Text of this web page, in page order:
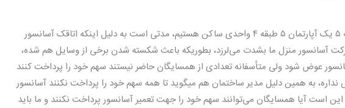
با سلام و احترام، ما در طبقه ۵ یک آپارتمان ۵ طبقه ۴ واحدی ساکن هستیم، مدتی است به دلیل اینکه اتاقک آسانسور
حرکت آسانسور منزل ما بشدت می‌لرزد، بطوریکه باعث شکسته شدن برخی از وسایل هم شده،
عوض شود ولی متأسفانه تعدادی از همسایگان حاضر نیستند سهم خود را پرداخت کنند
به همین دلیل مدیر ساختمان هم میگوید تا همه سهم خود را پرداخت نکنند آسانسور
است آیا همسایگان می‌توانند سهم خود را جهت تعمیر آسانسور پرداخت نکنند و ما باید